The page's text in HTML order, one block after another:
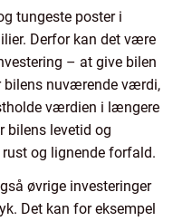
tungeste poster i
Derfor kan det være
– at give bilen
bilens nuværende værdi,
værdien i længere
levetid og
og lignende forfald.
øvrige investeringer
Det kan for eksempel